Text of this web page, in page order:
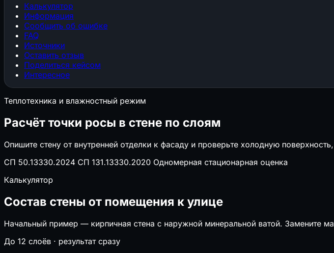
🧱Расход кирпича
⬜Газобетон и пеноблоки
🔩Расход арматуры
🎨Расход краски
📜Расход обоев
📐Стяжка пола
🏠Площадь кровли
🏠Кровельные материалы
🧱Клей и затирка для плитки
📐ГКЛ и металлокаркас
🏗️Конструкции, фундаменты и нагрузки
⌖Свайный фундамент
⬛Перекрытия (балки, плиты, монолит)
🔲Забор
🪜Лестницы
🏔️Несущая способность грунта
❄️Снеговая нагрузка на кровлю
Калькулятор
Информация
Сообщить об ошибке
FAQ
Источники
Оставить отзыв
Поделиться кейсом
Интересное
Теплотехника и влажностный режим
Расчёт точки росы в стене по слоям
Опишите стену от внутренней отделки к фасаду и проверьте холодную
СП 50.13330.2024 СП 131.13330.2020 Одномерная стационарная оценка
Калькулятор
Состав стены от помещения к улице
Начальный пример — кирпичная стена с наружной минеральной ватой. Замените
До 12 слоёв · результат сразу